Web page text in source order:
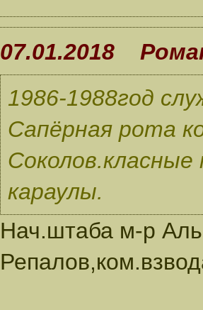
07.01.2018
1986-1988год
Сапёрная рота
караулы.
Нач.штаба м-р